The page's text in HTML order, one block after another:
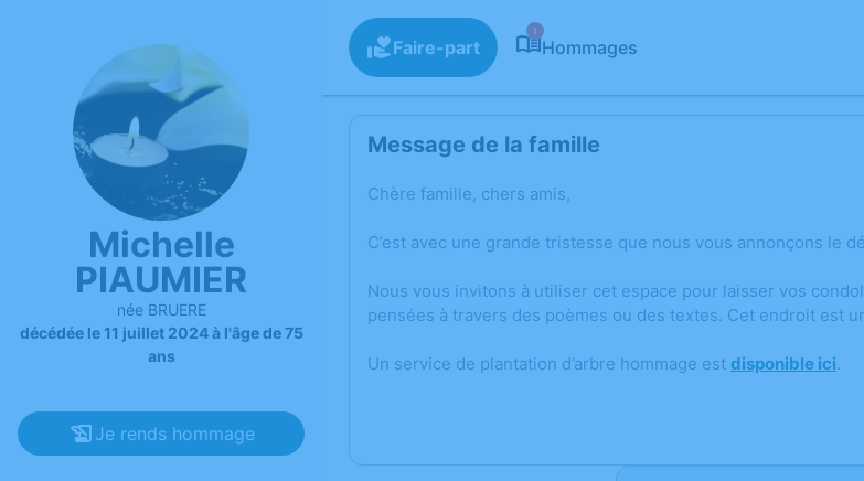
Michelle
PIAUMIER
née BRUERE
décédée le 11 juillet 2024 à l'âge de 75
ans
Je rends hommage
Faire-part
1
Hommages
Message de la famille
Chère famille, chers amis,
C’est avec une grande tristesse que nous vous annonçons le
Nous vous invitons à utiliser cet espace pour laisser vos
pensées à travers des poèmes ou des textes. Cet endroit est
Un service de plantation d’arbre hommage est disponible ici.